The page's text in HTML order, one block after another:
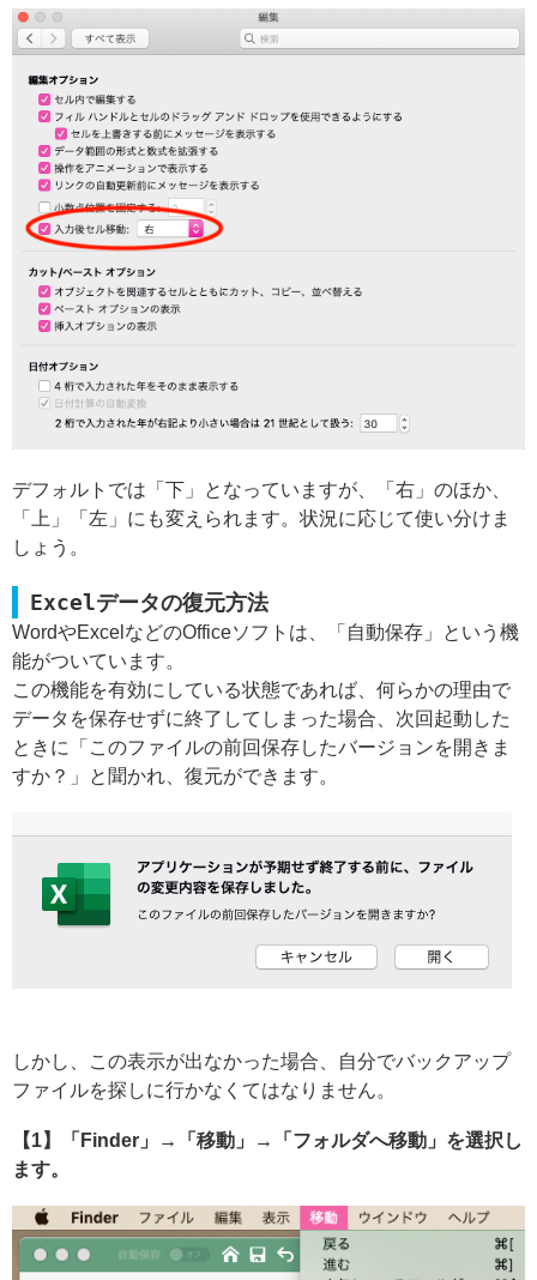
デフォルトでは「下」となっていますが、「右」のほか、
「上」「左」にも変えられます。状況に応じて使い分けま
しょう。
Excelデータの復元方法
WordやExcelなどのOfficeソフトは、「自動保存」という機
能がついています。
この機能を有効にしている状態であれば、何らかの理由で
データを保存せずに終了してしまった場合、次回起動した
ときに「このファイルの前回保存したバージョンを開きま
すか？」と聞かれ、復元ができます。
しかし、この表示が出なかった場合、自分でバックアップ
ファイルを探しに行かなくてはなりません。
【1】「Finder」→「移動」→「フォルダへ移動」を選択し
ます。